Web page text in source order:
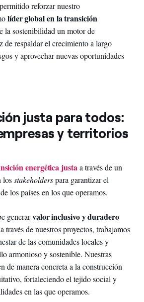
reforzar nuestro
líder global en la transición
la sostenibilidad un motor de
de respaldar el crecimiento a largo
y aprovechar nuevas oportunidades
justa para todos:
y territorios
energética justaa través de un
losstakeholderspara garantizar el
los países en los que operamos.
generarvalor inclusivo y duradero
través de nuestros proyectos, trabajamos
de las comunidades locales y
armonioso y sostenible. Nuestras
de manera concreta a la construcción
fortaleciendo el tejido social y
en las que operamos.